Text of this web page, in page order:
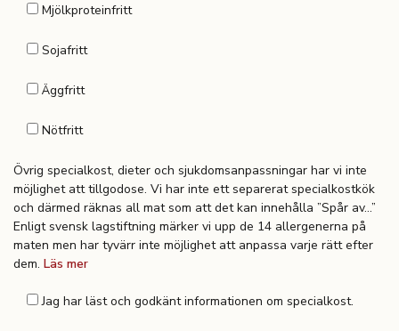
Mjölkproteinfritt
Sojafritt
Äggfritt
Nötfritt
Övrig specialkost, dieter och sjukdomsanpassningar har vi inte
möjlighet att tillgodose. Vi har inte ett separerat specialkostkök
och därmed räknas all mat som att det kan innehålla ”Spår av…”
Enligt svensk lagstiftning märker vi upp de 14 allergenerna på
maten men har tyvärr inte möjlighet att anpassa varje rätt efter
dem. Läs mer
Jag har läst och godkänt informationen om specialkost.